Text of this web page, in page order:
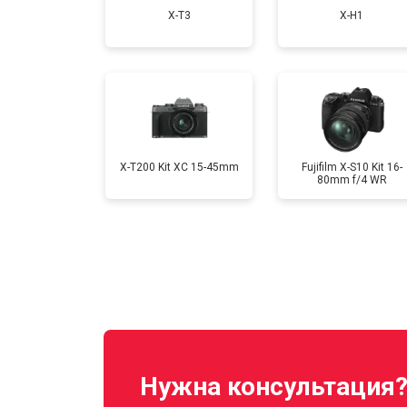
Чистка матрицы
X-T3 X-H1
X-T200 Kit XC 15-45mm
Fujifilm X-S10 Kit 16-
80mm f/4 WR
Нужна консультация?